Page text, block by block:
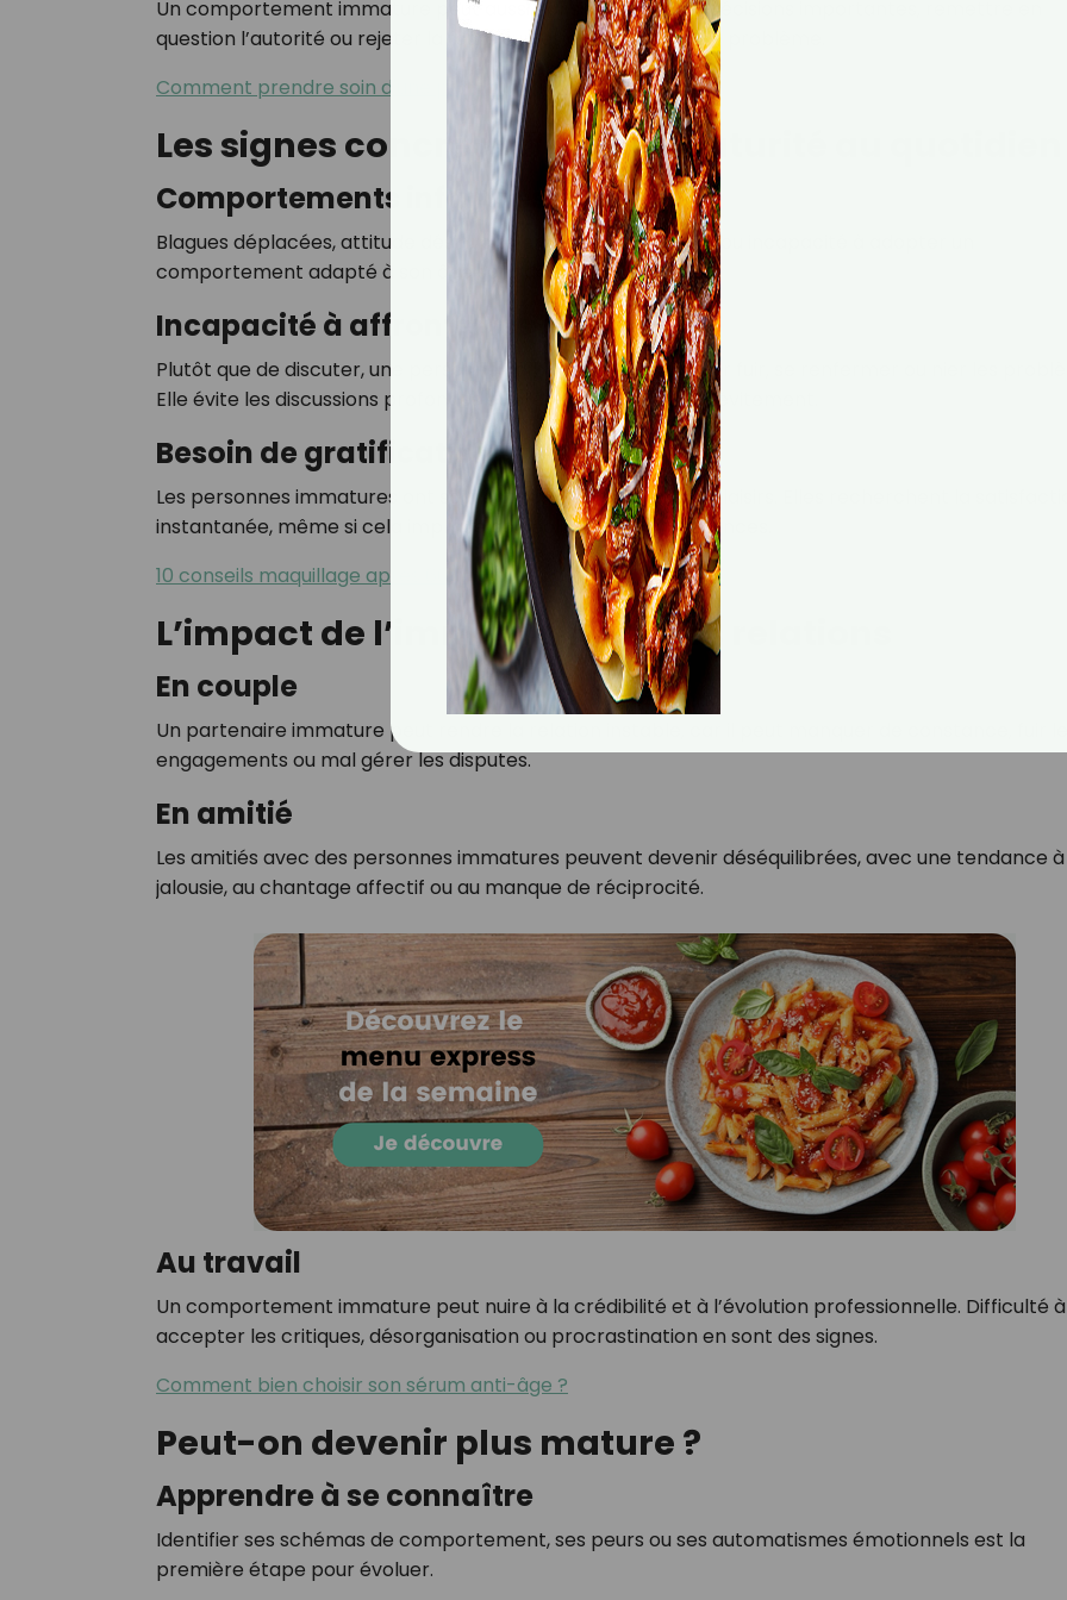
Un comportement immature peut aussi consister à fuir les décisions importantes, remettre en
question l’autorité ou rejeter la faute sur les autres en cas de problème.
Comment prendre soin d'une peau mature ?
Les signes concrets d’une immaturité au quotidien
Comportements infantiles
Blagues déplacées, attitude désinvolte en situation sérieuse, ou incapacité à adopter un
comportement adapté à son âge sont des signes fréquents.
Incapacité à affronter les conflits
Plutôt que de discuter, une personne immature peut préférer fuir, se renfermer ou nier les
Elle évite les discussions profondes et préfère le silence ou l’évitement.
Besoin de gratification immédiate
Les personnes immatures ont souvent du mal à différer les plaisirs. Elles recherchent la
instantanée, même si cela implique de négliger les conséquences.
10 conseils maquillage après 60 ans
L’impact de l’immaturité sur les relations
En couple
Un partenaire immature peut rendre la relation instable, car il peut manquer de constance, fuir les
engagements ou mal gérer les disputes.
En amitié
Les amitiés avec des personnes immatures peuvent devenir déséquilibrées, avec une tendance
jalousie, au chantage affectif ou au manque de réciprocité.
Au travail
Un comportement immature peut nuire à la crédibilité et à l’évolution professionnelle. Difficulté à
accepter les critiques, désorganisation ou procrastination en sont des signes.
Comment bien choisir son sérum anti-âge ?
Peut-on devenir plus mature ?
Apprendre à se connaître
Identifier ses schémas de comportement, ses peurs ou ses automatismes émotionnels est la
première étape pour évoluer.